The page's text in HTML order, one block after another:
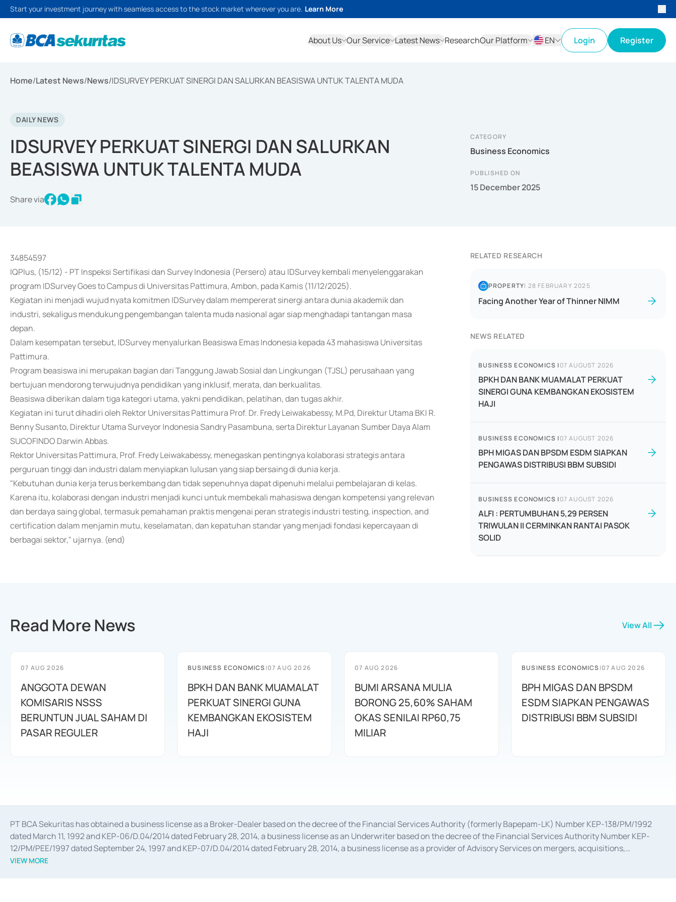
Start your investment journey with seamless access to the stock market wherever you are. Learn More
About Us Our Service Latest News ResearchOur Platform
EN
Login Register
Home/Latest News/News/IDSURVEY PERKUAT SINERGI DAN SALURKAN BEASISWA UNTUK TALENTA MUDA
DAILY NEWS
IDSURVEY PERKUAT SINERGI DAN SALURKAN
BEASISWA UNTUK TALENTA MUDA
Share via
CATEGORY
Business Economics
PUBLISHED ON
15 December 2025
34854597
IQPlus, (15/12) - PT Inspeksi Sertifikasi dan Survey Indonesia (Persero) atau IDSurvey kembali menyelenggarakan
program IDSurvey Goes to Campus di Universitas Pattimura, Ambon, pada Kamis (11/12/2025).
Kegiatan ini menjadi wujud nyata komitmen IDSurvey dalam mempererat sinergi antara dunia akademik dan
industri, sekaligus mendukung pengembangan talenta muda nasional agar siap menghadapi tantangan masa
depan.
Dalam kesempatan tersebut, IDSurvey menyalurkan Beasiswa Emas Indonesia kepada 43 mahasiswa Universitas
Pattimura.
Program beasiswa ini merupakan bagian dari Tanggung Jawab Sosial dan Lingkungan (TJSL) perusahaan yang
bertujuan mendorong terwujudnya pendidikan yang inklusif, merata, dan berkualitas.
Beasiswa diberikan dalam tiga kategori utama, yakni pendidikan, pelatihan, dan tugas akhir.
Kegiatan ini turut dihadiri oleh Rektor Universitas Pattimura Prof. Dr. Fredy Leiwakabessy, M.Pd, Direktur Utama BKI R.
Benny Susanto, Direktur Utama Surveyor Indonesia Sandry Pasambuna, serta Direktur Layanan Sumber Daya Alam
SUCOFINDO Darwin Abbas.
Rektor Universitas Pattimura, Prof. Fredy Leiwakabessy, menegaskan pentingnya kolaborasi strategis antara
perguruan tinggi dan industri dalam menyiapkan lulusan yang siap bersaing di dunia kerja.
"Kebutuhan dunia kerja terus berkembang dan tidak sepenuhnya dapat dipenuhi melalui pembelajaran di kelas.
Karena itu, kolaborasi dengan industri menjadi kunci untuk membekali mahasiswa dengan kompetensi yang relevan
dan berdaya saing global, termasuk pemahaman praktis mengenai peran strategis industri testing, inspection, and
certification dalam menjamin mutu, keselamatan, dan kepatuhan standar yang menjadi fondasi kepercayaan di
berbagai sektor," ujarnya. (end)
RELATED RESEARCH
PROPERTY| 28 FEBRUARY 2025
Facing Another Year of Thinner NIMM
NEWS RELATED
BUSINESS ECONOMICS |07 AUGUST 2026
BPKH DAN BANK MUAMALAT PERKUAT
SINERGI GUNA KEMBANGKAN EKOSISTEM
HAJI
BUSINESS ECONOMICS |07 AUGUST 2026
BPH MIGAS DAN BPSDM ESDM SIAPKAN
PENGAWAS DISTRIBUSI BBM SUBSIDI
BUSINESS ECONOMICS |07 AUGUST 2026
ALFI : PERTUMBUHAN 5,29 PERSEN
TRIWULAN II CERMINKAN RANTAI PASOK
SOLID
Read More News View All
07 AUG 2026
ANGGOTA DEWAN
KOMISARIS NSSS
BERUNTUN JUAL SAHAM DI
PASAR REGULER
BUSINESS ECONOMICS|07 AUG 2026
BPKH DAN BANK MUAMALAT
PERKUAT SINERGI GUNA
KEMBANGKAN EKOSISTEM
HAJI
07 AUG 2026
BUMI ARSANA MULIA
BORONG 25,60% SAHAM
OKAS SENILAI RP60,75
MILIAR
BUSINESS ECONOMICS|07 AUG 2026
BPH MIGAS DAN BPSDM
ESDM SIAPKAN PENGAWAS
DISTRIBUSI BBM SUBSIDI
PT BCA Sekuritas has obtained a business license as a Broker-Dealer based on the decree of the Financial Services Authority (formerly Bapepam-LK) Number KEP-138/PM/1992
dated March 11, 1992 and KEP-06/D.04/2014 dated February 28, 2014, a business license as an Underwriter based on the decree of the Financial Services Authority Number KEP-
12/PM/PEE/1997 dated September 24, 1997 and KEP-07/D.04/2014 dated February 28, 2014, a business license as a provider of Advisory Services on mergers, acquisitions,
divestments, and joint ventures based on the decree of the Financial Services Authority Number S-67/PM.21/2014 dated February 28, 2014, a business license as a provider of
VIEW MORE